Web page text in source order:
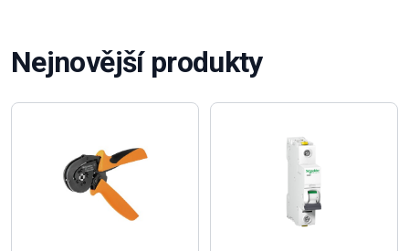
Nejnovější produkty